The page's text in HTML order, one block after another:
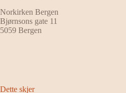
Norkirken Bergen
Bjørnsons gate 11
5059 Bergen
Dette skjer